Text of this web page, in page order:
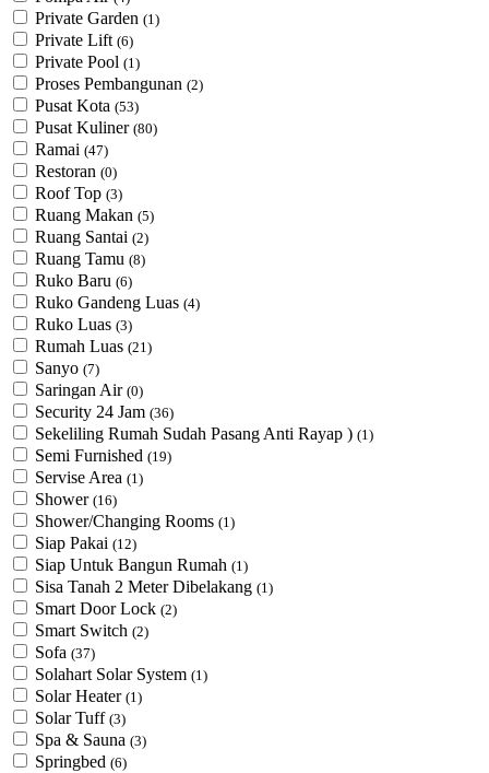
Private Garden (1)
Private Lift (6)
Private Pool (1)
Proses Pembangunan (2)
Pusat Kota (53)
Pusat Kuliner (80)
Ramai (47)
Restoran (0)
Roof Top (3)
Ruang Makan (5)
Ruang Santai (2)
Ruang Tamu (8)
Ruko Baru (6)
Ruko Gandeng Luas (4)
Ruko Luas (3)
Rumah Luas (21)
Sanyo (7)
Saringan Air (0)
Security 24 Jam (36)
Sekeliling Rumah Sudah Pasang Anti Rayap ) (1)
Semi Furnished (19)
Servise Area (1)
Shower (16)
Shower/Changing Rooms (1)
Siap Pakai (12)
Siap Untuk Bangun Rumah (1)
Sisa Tanah 2 Meter Dibelakang (1)
Smart Door Lock (2)
Smart Switch (2)
Sofa (37)
Solahart Solar System (1)
Solar Heater (1)
Solar Tuff (3)
Spa & Sauna (3)
Springbed (6)